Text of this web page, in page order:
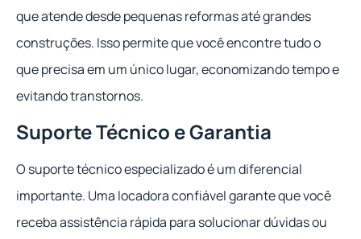
que atende desde pequenas reformas até grandes
construções. Isso permite que você encontre tudo o
que precisa em um único lugar, economizando tempo e
evitando transtornos.
Suporte Técnico e Garantia
O suporte técnico especializado é um diferencial
importante. Uma locadora confiável garante que você
receba assistência rápida para solucionar dúvidas ou